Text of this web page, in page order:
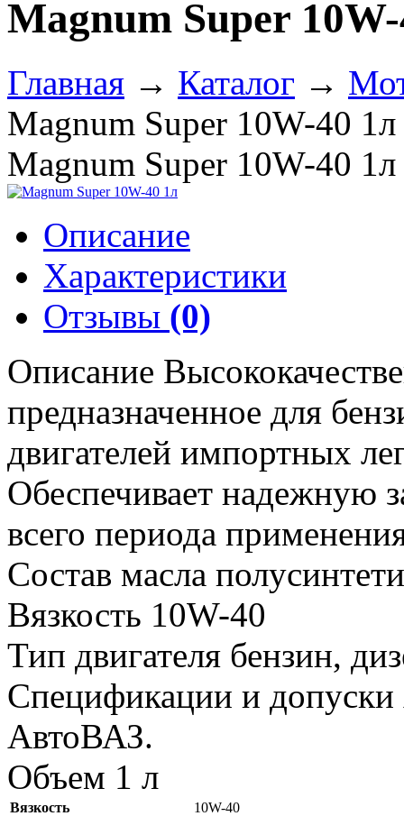
Magnum Super
Главная → Каталог →
Magnum Super 10W-40 1л
Magnum Super 10W-40 1л
Описание
Характеристики
Отзывы (0)
Описание
предназначенное для
двигателей импортных
Обеспечивает надежную
всего периода
Состав масла
Вязкость 10W-40
Тип двигателя бензин,
Спецификации и
АвтоВАЗ.
Объем 1 л
Вязкость
10W-40